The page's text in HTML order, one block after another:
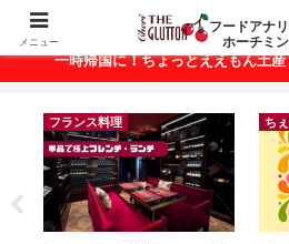
ベトナム・ホーチミンの美
一時帰国に！ちょっとええもん土
フランス料理
メニュー
フードアナ
ホーチミ